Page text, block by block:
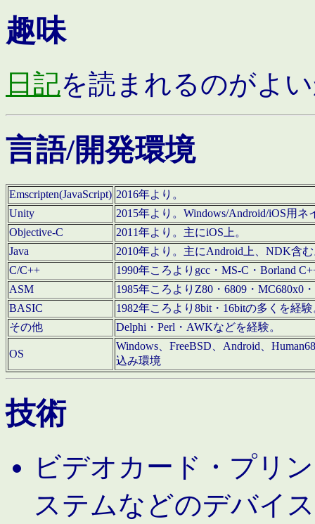
趣味
日記を読まれるのがよ
言語/開発環境
Emscripten(JavaScript) 2016年より。
Unity
2015年より。Windows/Android/iOS用
Objective-C
2011年より。主にiOS上。
Java
2010年より。主にAndroid上、NDK含
C/C++
1990年ころよりgcc・MS-C・Borland
ASM
1985年ころよりZ80・6809・MC680x0
BASIC
1982年ころより8bit・16bitの多くを経
その他
Delphi・Perl・AWKなどを経験。
OS
Windows、FreeBSD、Android、
込み環境
技術
ビデオカード・プリ
ステムなどのデバイ